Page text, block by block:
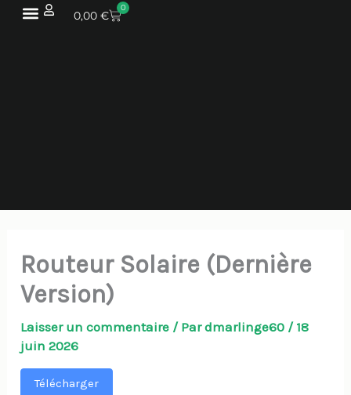
Aller
0,00€
0
PANIER
Routeur Solaire (Dernière
Version)
Laisser un commentaire / Pardmarlinge60 / 18
juin 2026
Télécharger